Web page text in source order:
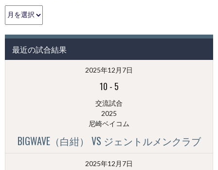
過
去
投
（月
最近の試合結果
2025年12月7日
10 - 5
交流試合
2025
尼崎ベイコム
BIGWAVE（白紺） VS ジェントルメンクラブ
2025年12月7日